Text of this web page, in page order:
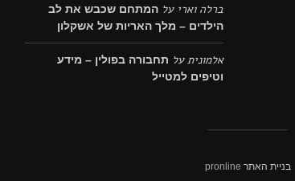
ברלה וארי על המתחם שכבש את לב
הילדים – מלך האריות של אשקלון
אלמוניתעל תחבורה בפולין – מידע
וטיפים למטייל
בניית האתר pronline